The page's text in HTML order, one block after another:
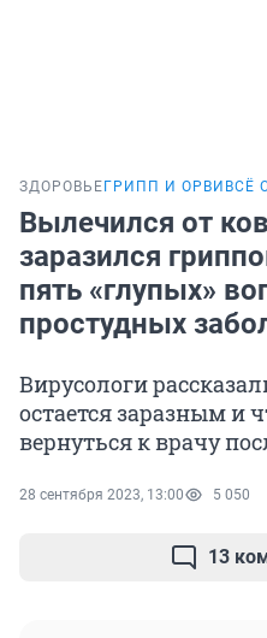
ЗДОРОВЬЕ ГРИПП И ОРВИ ВСЁ
Вылечился от
заразился
пять «глупых»
простудных
Вирусологи
остается заразным и
вернуться к врачу
28 сентября 2023, 13:00 5 050
13